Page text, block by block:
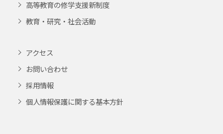
高等教育の修学支援新制度
教育・研究・社会活動
アクセス
お問い合わせ
採用情報
個人情報保護に関する基本方針